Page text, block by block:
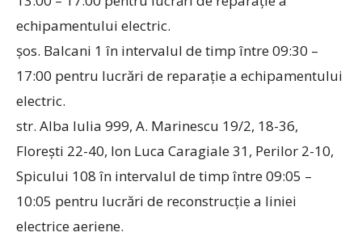
echipamentului electric.
șos. Balcani 1 în intervalul de timp între 09:30 –
17:00 pentru lucrări de reparaţie a echipamentului
electric.
str. Alba Iulia 999, A. Marinescu 19/2, 18-36,
Florești 22-40, Ion Luca Caragiale 31, Perilor 2-10,
Spicului 108 în intervalul de timp între 09:05 –
10:05 pentru lucrări de reconstrucţie a liniei
electrice aeriene.